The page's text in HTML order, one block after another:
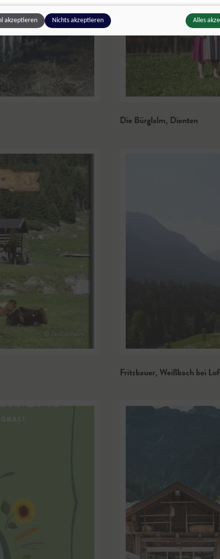
© P. Schwaiger
Die Bürglalm, Dienten
© Jaidbachalm
Fritzbauer, Weißbach bei
akzeptieren Nichts akzeptieren Alles